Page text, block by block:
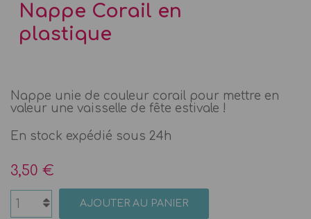
Nappe Corail en
plastique
Nappe unie de couleur corail pour mettre en
valeur une vaisselle de fête estivale !
En stock expédié sous 24h
3,50 €
AJOUTER AU PANIER